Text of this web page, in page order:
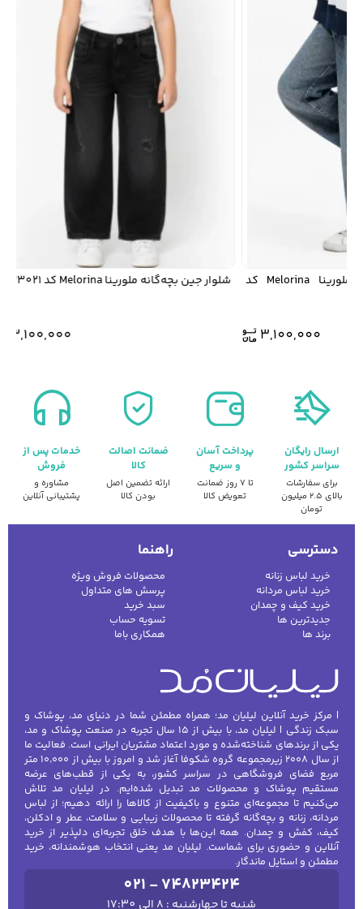
شلوار جین بگ بچگانه ملورینا Melorina کد
3,100,000
شلوار جین بچه‌گانه ملورینا Melorina کد 433021
3,100,000
ارسال رایگان
سراسر کشور
برای سفارشات
بالای ۲.۵ میلیون
تومان
پرداخت آسان
و سریع
تا ۷ روز ضمانت
تعویض کالا
ضمانت اصالت
کالا
ارائه تضمین اصل
بودن کالا
خدمات پس از
فروش
مشاوره و
پشتیبانی آنلاین
دسترسی
خرید لباس زنانه
خرید لباس مردانه
خرید کیف و چمدان
جدیدترین ها
برند ها
راهنما
محصولات فروش ویژه
پرسش های متداول
سبد خرید
تسویه حساب
همکاری باما
| مرکز خرید آنلاین لیلیان مد؛ همراه مطمئن شما در دنیای مد، پوشاک و
سبک زندگی | لیلیان مد، با بیش از ۱۵ سال تجربه در صنعت پوشاک و مد،
یکی از برندهای شناخته‌شده و مورد اعتماد مشتریان ایرانی است. فعالیت ما
از سال ۲۰۰۸ زیرمجموعه گروه شکوفا آغاز شد و امروز با بیش از ۱۰٬۰۰۰ متر
مربع فضای فروشگاهی در سراسر کشور، به یکی از قطب‌های عرضه
مستقیم پوشاک و محصولات مد تبدیل شده‌ایم. در لیلیان مد تلاش
می‌کنیم تا مجموعه‌ای متنوع و باکیفیت از کالاها را ارائه دهیم؛ از لباس
مردانه، زنانه و بچه‌گانه گرفته تا محصولات زیبایی و سلامت، عطر و ادکلن،
کیف، کفش و چمدان. همه این‌ها با هدف خلق تجربه‌ای دلپذیر از خرید
آنلاین و حضوری برای شماست. لیلیان مد یعنی انتخاب هوشمندانه، خرید
مطمئن و استایل ماندگار.
021 - 74823424
شنبه تا چهارشنبه : 8 الی 17:30